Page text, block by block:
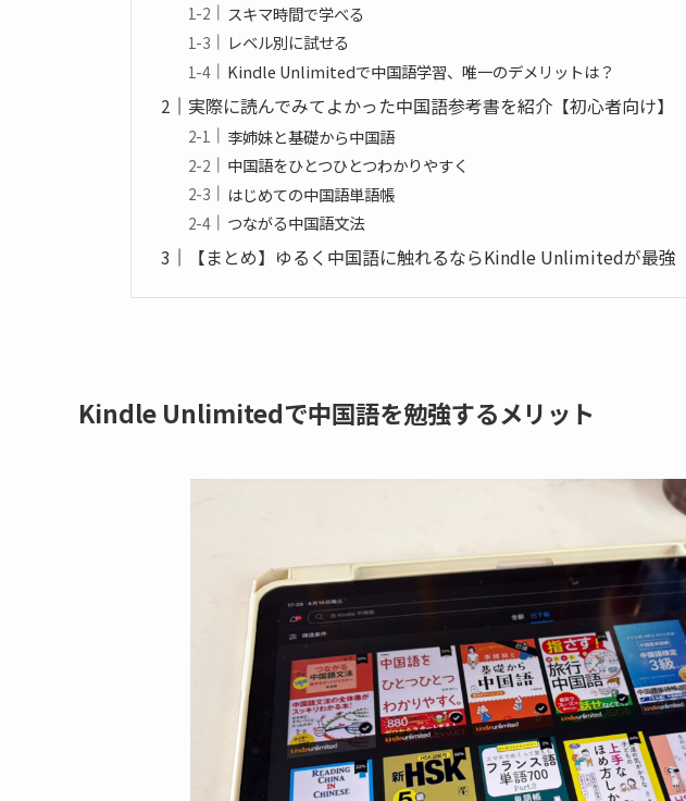
スキマ時間で学べる
レベル別に試せる
Kindle Unlimitedで中国語学習、唯一のデメリットは？
実際に読んでみてよかった中国語参考書を紹介【初心者向け】
李姉妹と基礎から中国語
中国語をひとつひとつわかりやすく
はじめての中国語単語帳
つながる中国語文法
【まとめ】ゆるく中国語に触れるならKindle Unlimitedが最強
Kindle Unlimitedで中国語を勉強するメリット